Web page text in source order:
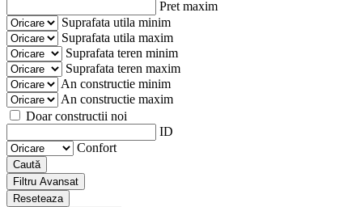
Pret maxim
Suprafata utila minim
Suprafata utila maxim
Suprafata teren minim
Suprafata teren maxim
An constructie minim
An constructie maxim
Doar constructii noi
ID
Confort
Caută
Filtru Avansat
Reseteaza